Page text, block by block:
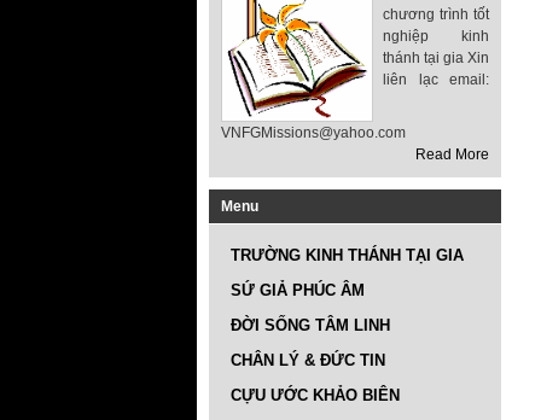
chương trình tốt
nghiệp kinh
thánh tại gia Xin
liên lạc email:
VNFGMissions@yahoo.com
Read More
Menu
TRƯỜNG KINH THÁNH TẠI GIA
SỨ GIẢ PHÚC ÂM
ĐỜI SỐNG TÂM LINH
CHÂN LÝ & ĐỨC TIN
CỰU ƯỚC KHẢO BIÊN